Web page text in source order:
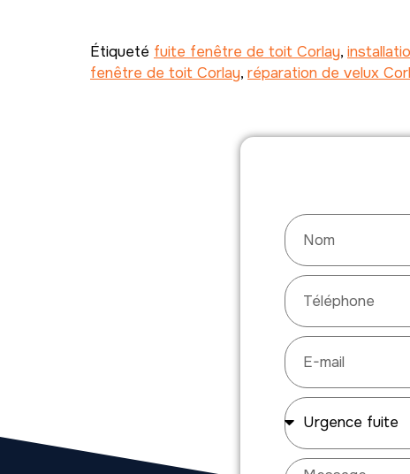
Étiqueté fuite fenêtre de toit Corlay,
fenêtre de toit Corlay, réparation de velux